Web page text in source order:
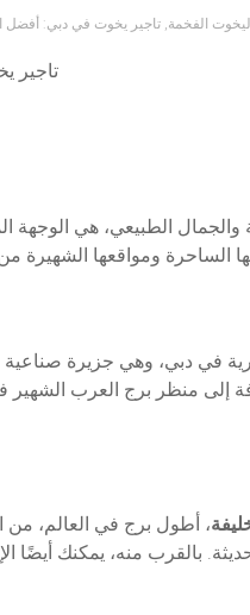
اليخوت الفخمة, تاجير يخوت في دبي: أفضل
والجمال الطبيعي، هي
في دبي، وهي جزيرة
إلى منظر برج العرب
، أطول برج في العالم، من
بالقرب منه، يمكنك أيضًا